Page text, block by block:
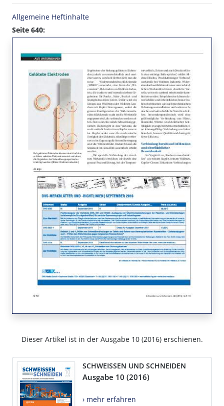
Allgemeine Heftinhalte
Seite 640:
Dieser Artikel ist in der Ausgabe 10 (2016) erschienen.
SCHWEISSEN UND SCHNEIDEN
Ausgabe 10 (2016)
› mehr erfahren